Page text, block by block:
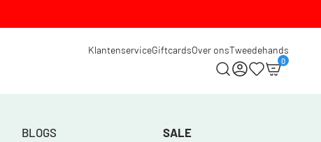
KlantenserviceGiftcardsOver onsTweedehands
0
BLOGS SALE